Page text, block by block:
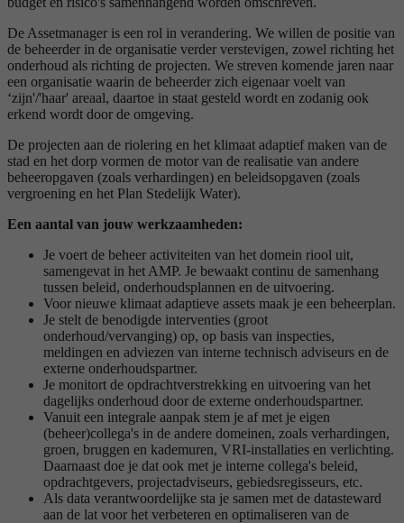
De Assetmanager is een rol in verandering. We willen de positie van
de beheerder in de organisatie verder verstevigen, zowel richting het
onderhoud als richting de projecten. We streven komende jaren naar
een organisatie waarin de beheerder zich eigenaar voelt van
‘zijn'/'haar' areaal, daartoe in staat gesteld wordt en zodanig ook
erkend wordt door de omgeving.
De projecten aan de riolering en het klimaat adaptief maken van de
stad en het dorp vormen de motor van de realisatie van andere
beheeropgaven (zoals verhardingen) en beleidsopgaven (zoals
vergroening en het Plan Stedelijk Water).
Een aantal van jouw werkzaamheden:
Je voert de beheer activiteiten van het domein riool uit,
samengevat in het AMP. Je bewaakt continu de samenhang
tussen beleid, onderhoudsplannen en de uitvoering.
Voor nieuwe klimaat adaptieve assets maak je een beheerplan.
Je stelt de benodigde interventies (groot
onderhoud/vervanging) op, op basis van inspecties,
meldingen en adviezen van interne technisch adviseurs en de
externe onderhoudspartner.
Je monitort de opdrachtverstrekking en uitvoering van het
dagelijks onderhoud door de externe onderhoudspartner.
Vanuit een integrale aanpak stem je af met je eigen
(beheer)collega's in de andere domeinen, zoals verhardingen,
groen, bruggen en kademuren, VRI-installaties en verlichting.
Daarnaast doe je dat ook met je interne collega's beleid,
opdrachtgevers, projectadviseurs, gebiedsregisseurs, etc.
Als data verantwoordelijke sta je samen met de datasteward
aan de lat voor het verbeteren en optimaliseren van de